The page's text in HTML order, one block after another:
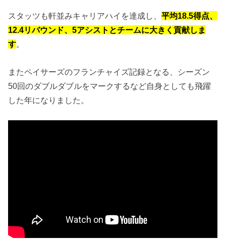
スタッツも軒並みキャリアハイを達成し、平均18.5得点、
12.4リバウンド、5アシストとチームに大きく貢献しま
す。
またペイサーズのフランチャイズ記録となる、シーズン
50回のダブルダブルをマークするなど自身としても飛躍
した年になりました。